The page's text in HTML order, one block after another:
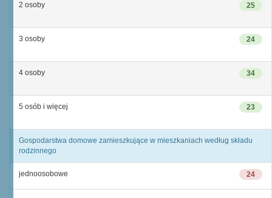
25
2 osoby
24
3 osoby
34
4 osoby
23
5 osób i więcej
Gospodarstwa domowe zamieszkujące w mieszkaniach według składu
rodzinnego
24
jednoosobowe